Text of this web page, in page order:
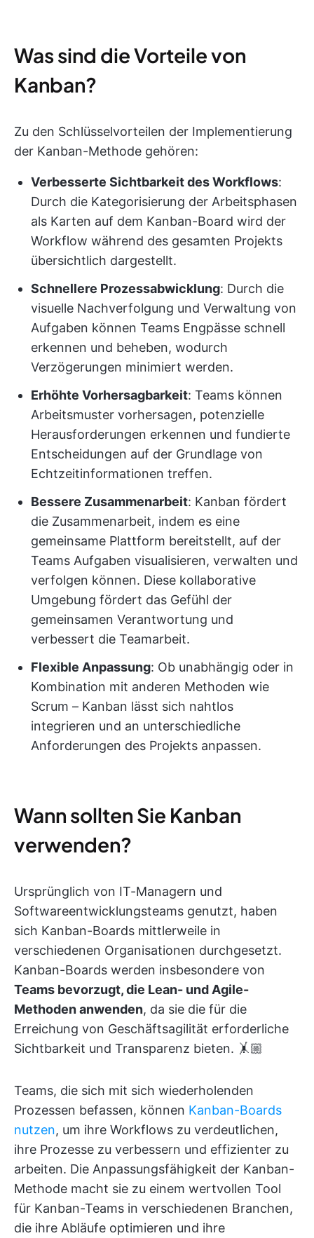
Was sind die Vorteile von
Kanban?
Zu den Schlüsselvorteilen der Implementierung
der Kanban-Methode gehören:
Verbesserte Sichtbarkeit des Workflows:
Durch die Kategorisierung der Arbeitsphasen
als Karten auf dem Kanban-Board wird der
Workflow während des gesamten Projekts
übersichtlich dargestellt.
Schnellere Prozessabwicklung: Durch die
visuelle Nachverfolgung und Verwaltung von
Aufgaben können Teams Engpässe schnell
erkennen und beheben, wodurch
Verzögerungen minimiert werden.
Erhöhte Vorhersagbarkeit: Teams können
Arbeitsmuster vorhersagen, potenzielle
Herausforderungen erkennen und fundierte
Entscheidungen auf der Grundlage von
Echtzeitinformationen treffen.
Bessere Zusammenarbeit: Kanban fördert
die Zusammenarbeit, indem es eine
gemeinsame Plattform bereitstellt, auf der
Teams Aufgaben visualisieren, verwalten und
verfolgen können. Diese kollaborative
Umgebung fördert das Gefühl der
gemeinsamen Verantwortung und
verbessert die Teamarbeit.
Flexible Anpassung: Ob unabhängig oder in
Kombination mit anderen Methoden wie
Scrum – Kanban lässt sich nahtlos
integrieren und an unterschiedliche
Anforderungen des Projekts anpassen.
Wann sollten Sie Kanban
verwenden?
Ursprünglich von IT-Managern und
Softwareentwicklungsteams genutzt, haben
sich Kanban-Boards mittlerweile in
verschiedenen Organisationen durchgesetzt.
Kanban-Boards werden insbesondere von
Teams bevorzugt, die Lean- und Agile-
Methoden anwenden, da sie die für die
Erreichung von Geschäftsagilität erforderliche
Sichtbarkeit und Transparenz bieten. 🤸🏼
Teams, die sich mit sich wiederholenden
Prozessen befassen, können Kanban-Boards
nutzen, um ihre Workflows zu verdeutlichen,
ihre Prozesse zu verbessern und effizienter zu
arbeiten. Die Anpassungsfähigkeit der Kanban-
Methode macht sie zu einem wertvollen Tool
für Kanban-Teams in verschiedenen Branchen,
die ihre Abläufe optimieren und ihre